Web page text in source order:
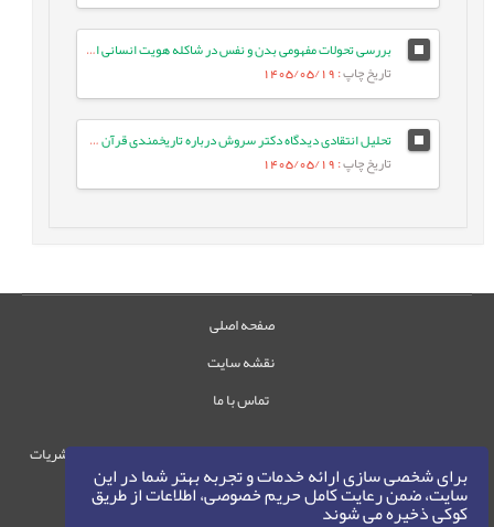
برای شخصی سازی ارائه خدمات و تجربه بهتر شما در این
سایت، ضمن رعایت کامل حریم خصوصی، اطلاعات از طریق
کوکی ذخیره می شوند
بررسی تحولات مفهومی بدن و نفس در شاکله هویت انسانی از دیدگاه اشاعره متقدم و متأخر
تاریخ چاپ: 1405/05/19
تحلیل انتقادی دیدگاه دکتر سروش درباره تاریخمندی قرآن (مطالعه موردی آیه 101 و 102 سوره مائده)
تاریخ چاپ: 1405/05/19
صفحه اصلی
نقشه سایت
تماس با ما
حقوق این وب‌سایت متعلق به سامانه مدیریت نشریات
رایمگ است.
حق نشر 1405-1396